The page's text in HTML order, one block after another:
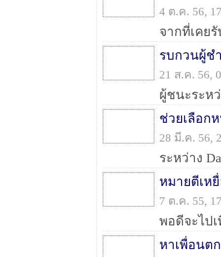
4 ต.ค. 56,
21 ส.ค. 56,
ช่วยเลือก
28 มี.ค. 56,
หมายตีเห
7 ต.ค. 55,
หาเพื่อนต